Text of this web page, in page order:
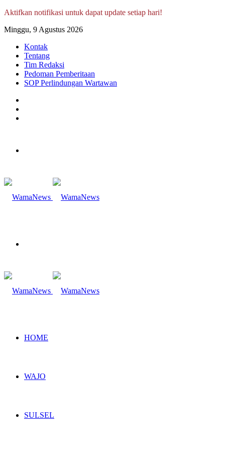
Aktifkan notifikasi untuk dapat update setiap hari!
Minggu, 9 Agustus 2026
Kontak
Tentang
Tim Redaksi
Pedoman Pemberitaan
SOP Perlindungan Wartawan
HOME
WAJO
SULSEL